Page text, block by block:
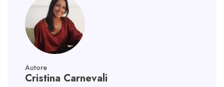
Autore
Cristina Carnevali